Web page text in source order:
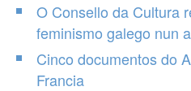
O Consello da Cultura
feminismo galego nun
Cinco documentos do
Francia